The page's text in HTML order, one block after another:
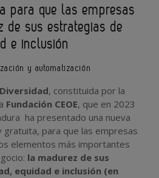
para que las empresas
de sus estrategias de
e inclusión
y automatización
, constituida por la
Fundación CEOE, que en 2023
ha presentado una nueva
para que las empresas
elementos más importantes
la madurez de sus
equidad e inclusión (en